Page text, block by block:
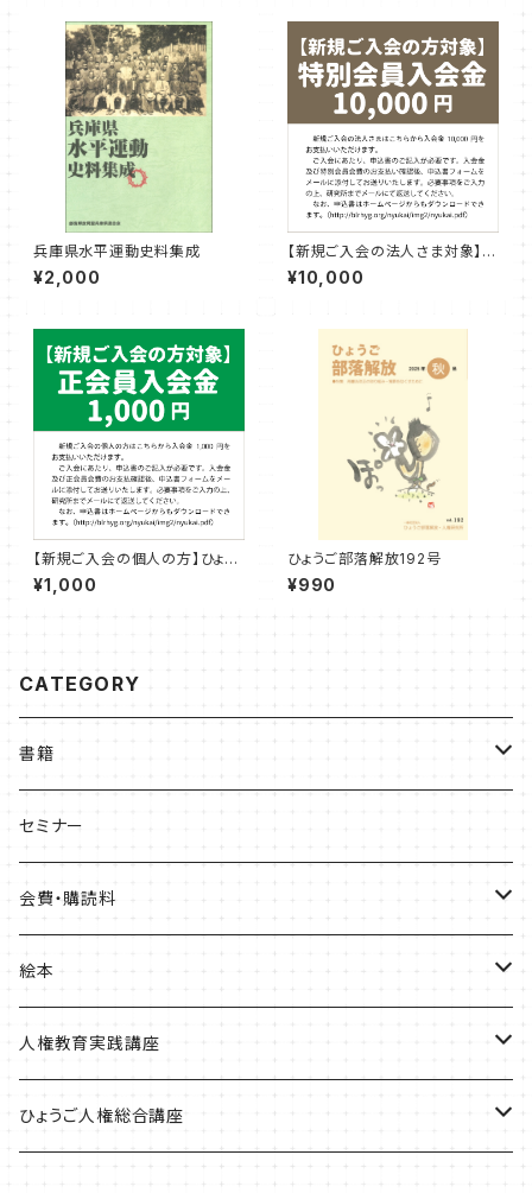
兵庫県水平運動史料集成
¥2,000
【新規ご入会の法人さま対象】特
別会員入会金
¥10,000
【新規ご入会の個人の方】ひょう
ご部落解放・人権研究所 正会
員入会金
¥1,000
ひょうご部落解放192号
¥990
CATEGORY
書籍
ひょうご部落解放
人権歴史マップ
淡路・神戸増補版
播磨版
はじめてみよう！これからの部落問題学習
人権政策マップ報告書
セミナー
会費・購読料
正会員会費
特別会員会費
賛助会費
絵本
ともだちのにおい
かめたろう
人権教育実践講座
単体申込
ひょうご人権総合講座